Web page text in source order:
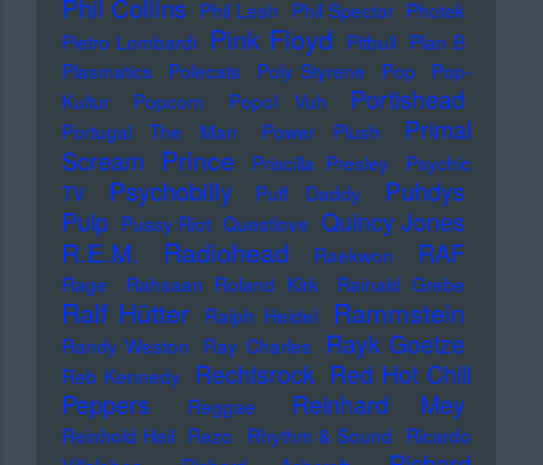
Phil Collins Phil Lesh Phil Spector Photek
Pietro Lombardi
Pink Floyd Pitbull Plan B
Plasmatics
Polecats Poly Styrene Pop
Pop-
Kultur
Popcorn Popol Vuh Portishead
Portugal The Man Power Plush
Primal
Scream
Prince Priscilla Presley
Psychic
TV
Psychobilly Puff Daddy
Puhdys
Pulp Pussy Riot Questlove Quincy Jones
R.E.M. Radiohead Raekwon RAF
Rage Rahsaan Roland Kirk Rainald Grebe
Ralf Hütter Ralph Heidel Rammstein
Randy Weston Ray Charles Rayk Goetze
Reb Kennedy Rechtsrock Red Hot Chili
Peppers
Reggae Reinhard Mey
Reinhold Heil Rezo Rhythm & Sound Ricardo